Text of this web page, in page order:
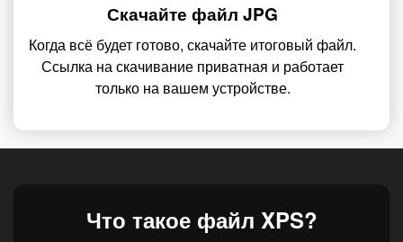
Скачайте файл JPG
Когда всё будет готово, скачайте итоговый файл.
Ссылка на скачивание приватная и работает
только на вашем устройстве.
Что такое файл XPS?